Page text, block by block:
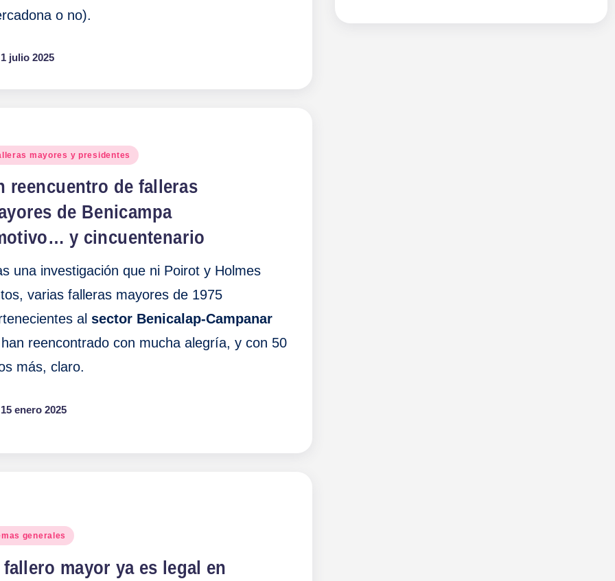
o no).
1 julio 2025
mayores y presidentes
reencuentro de falleras
de Benicampa
y cincuentenario
una investigación que ni Poirot y Holmes
varias falleras mayores de 1975
alsector Benicalap-Campanar
reencontrado con mucha alegría, y con 50
más, claro.
15 enero 2025
generales
fallero mayor ya es legal en